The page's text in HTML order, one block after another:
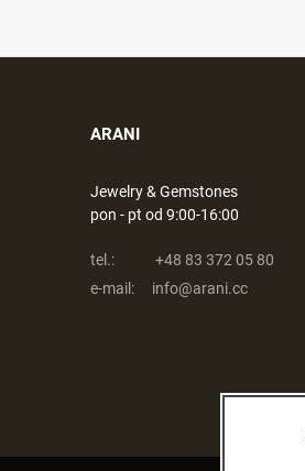
ARANI
Jewelry & Gemstones
pon - pt od 9:00-16:00
tel.:
+48 83 372 05 80
e-mail:
info@arani.cc